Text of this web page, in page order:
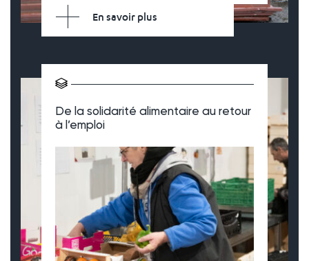
En savoir plus
De la solidarité alimentaire au retour
à l’emploi